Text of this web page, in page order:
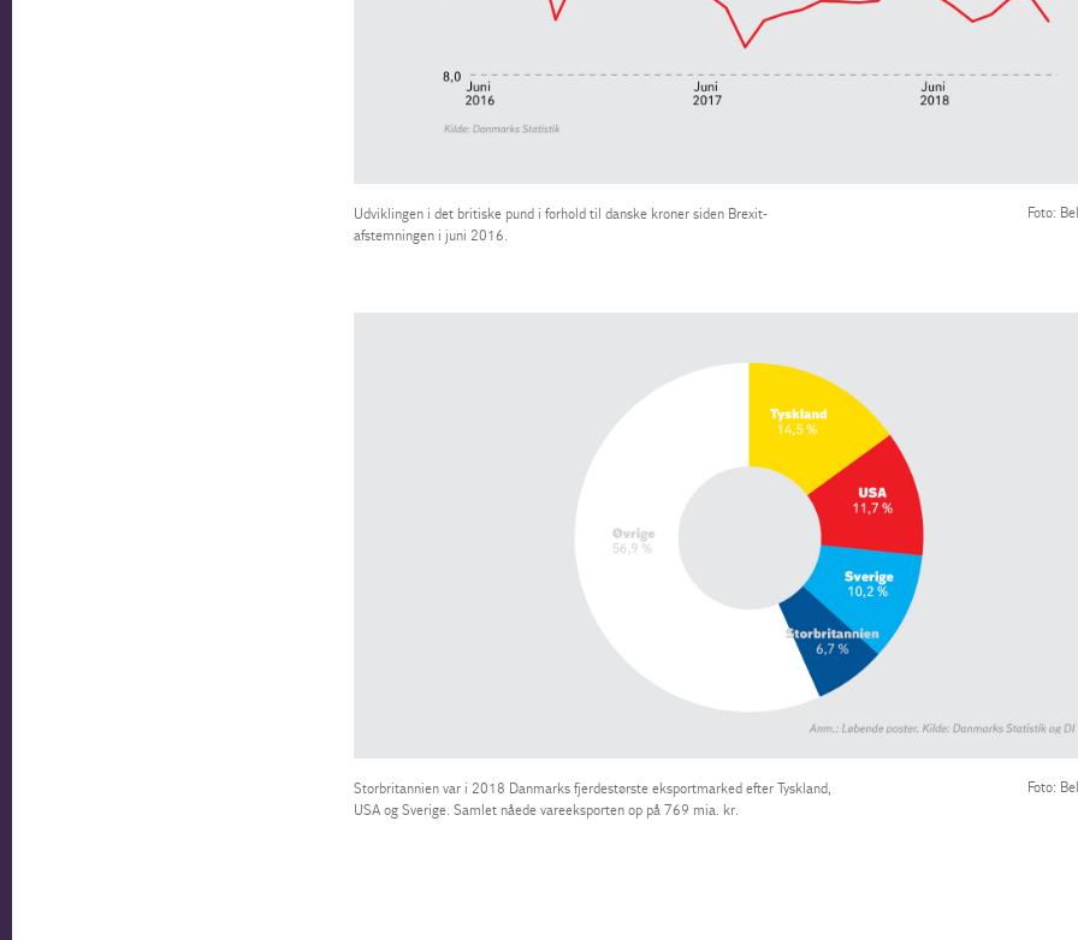
Udviklingen i det britiske pund i forhold til danske kroner siden Brexit-
afstemningen i juni 2016.
Foto:
Storbritannien var i 2018 Danmarks fjerdestørste eksportmarked efter Tyskland,
USA og Sverige. Samlet nåede vareeksporten op på 769 mia. kr.
Foto: